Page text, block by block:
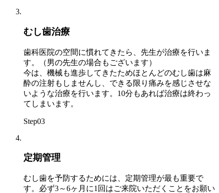
むし歯治療
歯科医院の空間に慣れてきたら、先生が治療を行いま
す。（男の先生の場合もございます）
今は、機械も進歩してきたためほとんどのむし歯は麻
酔の注射もしませんし、できる限り痛みを感じさせな
いような治療を行います。10分もあれば治療は終わっ
てしまいます。
Step03
定期管理
むし歯を予防するためには、定期管理が最も重要で
す。必ず3～6ヶ月に1回はご来院いただくことをお願い